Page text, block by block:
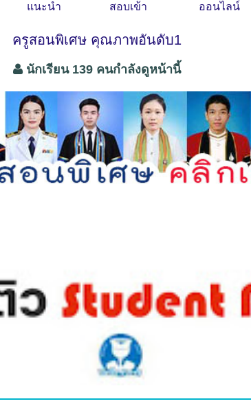
แนะนำ สอบเข้า ออนไลน์
ครูสอนพิเศษ คุณภาพอันดับ1
นักเรียน 139 คนกำลังดูหน้านี้